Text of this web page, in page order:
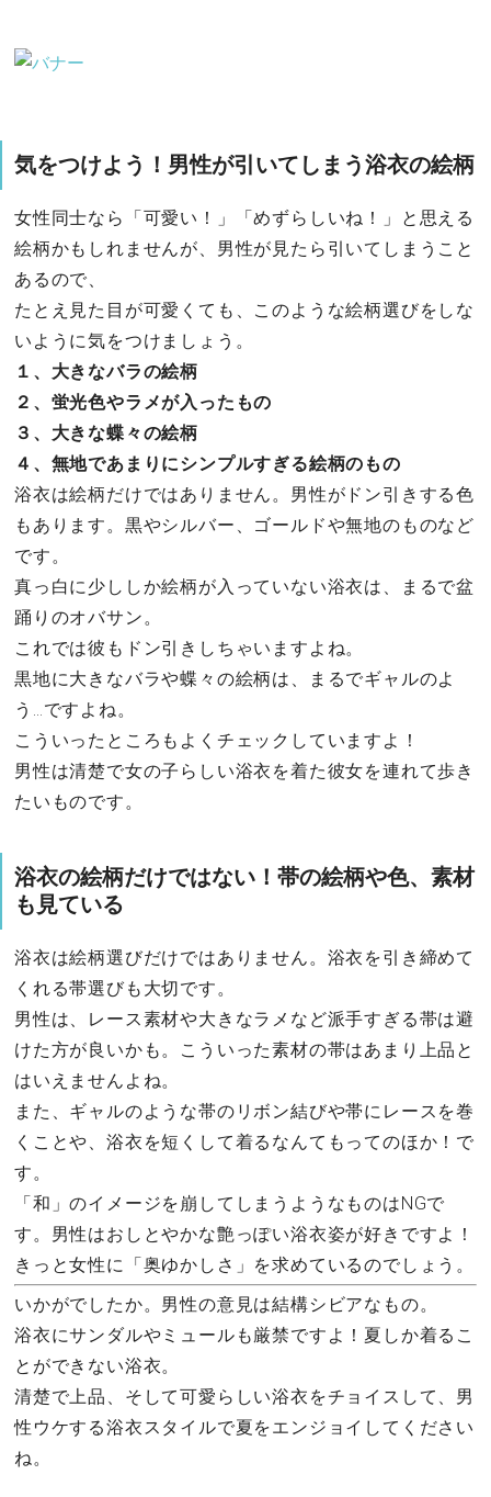
気をつけよう！男性が引いてしまう浴衣の絵柄
女性同士なら「可愛い！」「めずらしいね！」と思える
絵柄かもしれませんが、男性が見たら引いてしまうこと
あるので、
たとえ見た目が可愛くても、このような絵柄選びをしな
いように気をつけましょう。
１、大きなバラの絵柄
２、蛍光色やラメが入ったもの
３、大きな蝶々の絵柄
４、無地であまりにシンプルすぎる絵柄のもの
浴衣は絵柄だけではありません。男性がドン引きする色
もあります。黒やシルバー、ゴールドや無地のものなど
です。
真っ白に少ししか絵柄が入っていない浴衣は、まるで盆
踊りのオバサン。
これでは彼もドン引きしちゃいますよね。
黒地に大きなバラや蝶々の絵柄は、まるでギャルのよ
う…ですよね。
こういったところもよくチェックしていますよ！
男性は清楚で女の子らしい浴衣を着た彼女を連れて歩き
たいものです。
浴衣の絵柄だけではない！帯の絵柄や色、素材
も見ている
浴衣は絵柄選びだけではありません。浴衣を引き締めて
くれる帯選びも大切です。
男性は、レース素材や大きなラメなど派手すぎる帯は避
けた方が良いかも。こういった素材の帯はあまり上品と
はいえませんよね。
また、ギャルのような帯のリボン結びや帯にレースを巻
くことや、浴衣を短くして着るなんてもってのほか！で
す。
「和」のイメージを崩してしまうようなものはNGで
す。男性はおしとやかな艶っぽい浴衣姿が好きですよ！
きっと女性に「奥ゆかしさ」を求めているのでしょう。
いかがでしたか。男性の意見は結構シビアなもの。
浴衣にサンダルやミュールも厳禁ですよ！夏しか着るこ
とができない浴衣。
清楚で上品、そして可愛らしい浴衣をチョイスして、男
性ウケする浴衣スタイルで夏をエンジョイしてください
ね。